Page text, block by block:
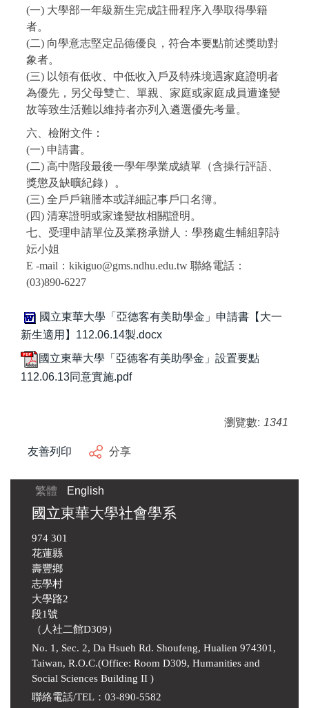
(一) 大學部一年級新生完成註冊程序入學取得學籍
者。
(二) 向學意志堅定品德優良，符合本要點前述獎助對
象者。
(三) 以領有低收、中低收入戶及特殊境遇家庭證明者
為優先，另父母雙亡、單親、家庭或家庭成員遭逢變
故等致生活難以維持者亦列入遴選優先考量。
六、檢附文件：
(一) 申請書。
(二) 高中階段最後一學年學業成績單（含操行評語、
獎懲及缺曠紀錄）。
(三) 全戶戶籍謄本或詳細記事戶口名簿。
(四) 清寒證明或家逢變故相關證明。
七、受理申請單位及業務承辦人：學務處生輔組郭詩
妘小姐
E -mail：kikiguo@gms.ndhu.edu.tw 聯絡電話：
(03)890-6227
國立東華大學「亞德客有美助學金」申請書【大一
新生適用】112.06.14製.docx
國立東華大學「亞德客有美助學金」設置要點
112.06.13同意實施.pdf
瀏覽數: 1341
友善列印 分享
繁體 English
國立東華大學社會學系
974 301
花蓮縣
壽豐鄉
志學村
大學路2
段1號
（人社二館D309）
No. 1, Sec. 2, Da Hsueh Rd. Shoufeng, Hualien 974301,
Taiwan, R.O.C.(Office: Room D309, Humanities and
Social Sciences Building II )
聯絡電話/TEL：03-890-5582